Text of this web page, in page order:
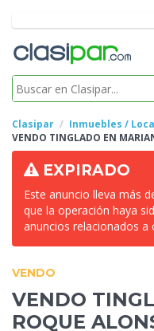
Clasipar
Inmuebles /
VENDO TINGLADO EN
EXPIRADO
Este anuncio lleva más
que la operación haya
anuncios relacionados
VENDO
VENDO
ROQUE